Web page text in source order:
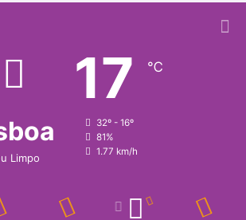
Limpo
17 ℃
32º - 16º
81%
1.77 km/h